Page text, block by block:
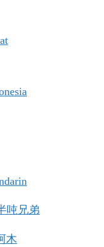
吨兄弟
木